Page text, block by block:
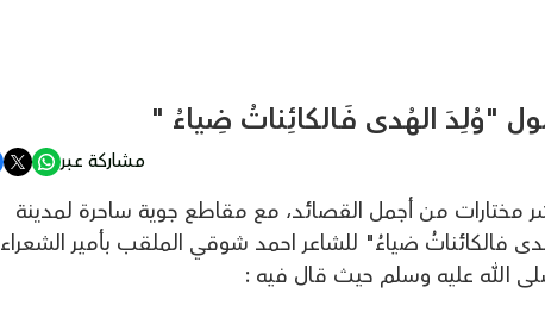
الـهُـدى فَـالكائِناتُ ضِياءُ "
مشاركة عبر
معكم في نشر مختارات من أجمل القصائد، مع مقاطع جوية ساحرة لمدينة
فالكائناتُ ضياءُ" للشاعر احمد شوقي الملقب بأمير الشعراء
الله عليه وسلم حيث قال فيه :